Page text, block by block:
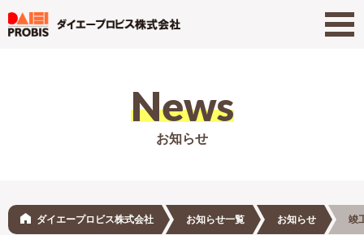
News
お知らせ
ダイエープロビス株式会社 お知らせ一覧 お知らせ 竣